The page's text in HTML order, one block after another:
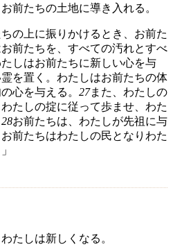
前たちの土地に導き入れる。
の上に振りかけるとき、お前た
前たちを、すべての汚れとすべ
たしはお前たちに新しい心を与
を置く。わたしはお前たちの体
心を与える。 27また、わたしの
たしの掟に従って歩ませ、わた
28お前たちは、わたしが先祖に与
前たちはわたしの民となりわた
たしは新しくなる。